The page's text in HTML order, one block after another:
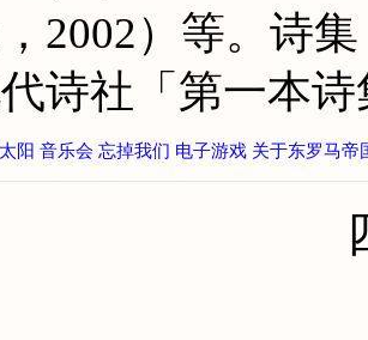
2002）等。诗
诗社「第一本
阳 音乐会 忘掉我们 电子游戏 关于东罗马帝